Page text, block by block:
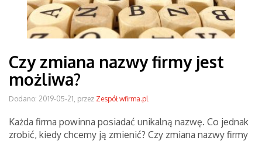
Czy zmiana nazwy firmy jest
możliwa?
Dodano: 2019-05-21, przez Zespół wfirma.pl
Każda firma powinna posiadać unikalną nazwę. Co jednak
zrobić, kiedy chcemy ją zmienić? Czy zmiana nazwy firmy